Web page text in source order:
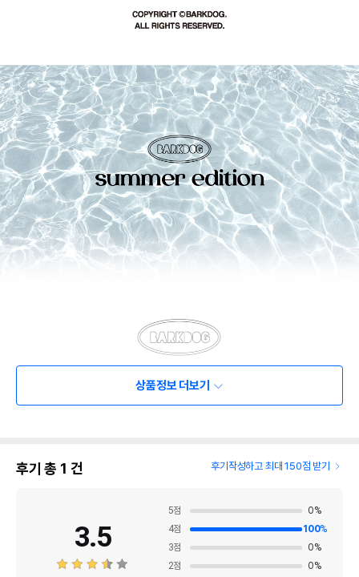
상품정보 더보기
후기 총 1 건 후기작성하고 최대 150점 받기
3.5
5점 0%
4점 100%
3점 0%
2점 0%